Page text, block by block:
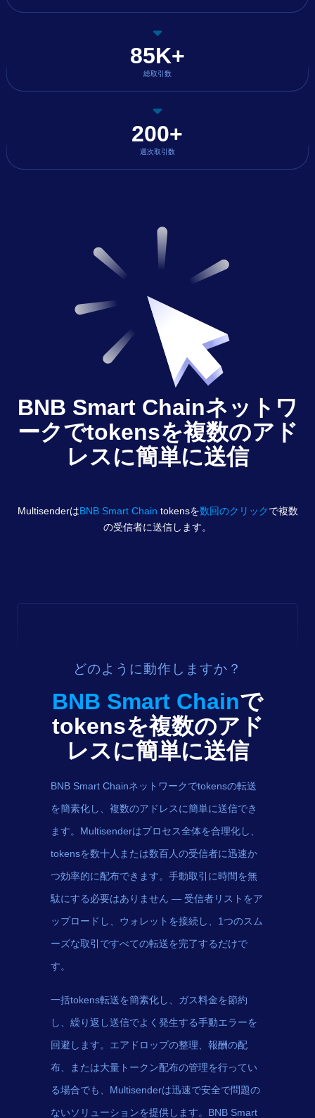
85K+
総取引数
200+
週次取引数
BNB Smart Chainネットワ
ークでtokensを複数のアド
レスに簡単に送信
MultisenderはBNB Smart Chain tokensを数回のクリックで複数
の受信者に送信します。
どのように動作しますか？
BNB Smart Chainで
tokensを複数のアド
レスに簡単に送信
BNB Smart Chainネットワークでtokensの転送
を簡素化し、複数のアドレスに簡単に送信でき
ます。Multisenderはプロセス全体を合理化し、
tokensを数十人または数百人の受信者に迅速か
つ効率的に配布できます。手動取引に時間を無
駄にする必要はありません — 受信者リストをア
ップロードし、ウォレットを接続し、1つのスム
ーズな取引ですべての転送を完了するだけで
す。
一括tokens転送を簡素化し、ガス料金を節約
し、繰り返し送信でよく発生する手動エラーを
回避します。エアドロップの整理、報酬の配
布、または大量トークン配布の管理を行ってい
る場合でも、Multisenderは迅速で安全で問題の
ないソリューションを提供します。BNB Smart